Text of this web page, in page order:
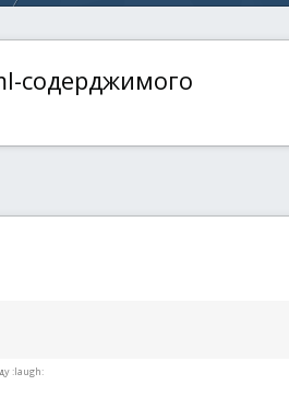
содерджимого
:laugh: